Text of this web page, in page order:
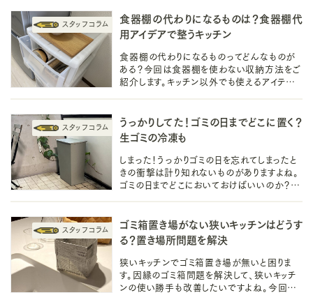
食器棚の代わりになるものは？食器棚代
用アイデアで整うキッチン
食器棚の代わりになるものってどんなものが
ある？今回は食器棚を使わない収納方法をご
紹介します。キッチン以外でも使えるアイテム
うっかりしてた！ゴミの日までどこに置く？
生ゴミの冷凍も
しまった！うっかりゴミの日を忘れてしまったと
きの衝撃は計り知れないものがありますよね。
ゴミの日までどこにおいておけばいいのか？そ
ゴミ箱置き場がない狭いキッチンはどうす
る？置き場所問題を解決
狭いキッチンでゴミ箱置き場が無いと困りま
す。因縁のゴミ箱問題を解決して、狭いキッチ
ンの使い勝手も改善したいですよね。今回は